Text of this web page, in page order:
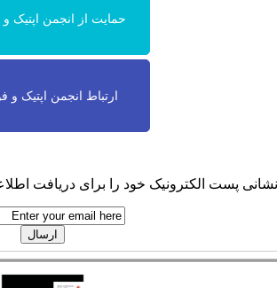
حمایت از انجمن اپتیک و
ارتباط انجمن اپتیک و
پست الکترونیک خود را برای دریافت